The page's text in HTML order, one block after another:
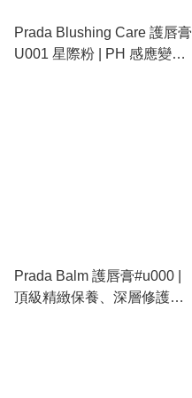
Prada Blushing Care 護唇膏
U001 星際粉 | PH 感應變
Prada Balm 護唇膏#u000 |
頂級精緻保養、深層修護、